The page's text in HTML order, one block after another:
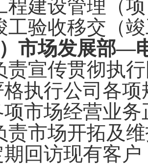
程建设管理（
工验收移交（
）市场发展部—
责宣传贯彻执
执行公司各
市场经营业务
责市场开拓及
回访现有客